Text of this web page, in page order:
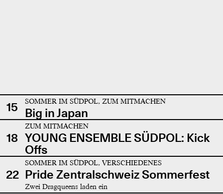
15 SOMMER IM SÜDPOL, ZUM MITMACHEN
Big in Japan
18
ZUM MITMACHEN
YOUNG ENSEMBLE SÜDPOL: Kick
Offs
22
SOMMER IM SÜDPOL, VERSCHIEDENES
Pride Zentralschweiz Sommerfest
Zwei Dragqueens laden ein